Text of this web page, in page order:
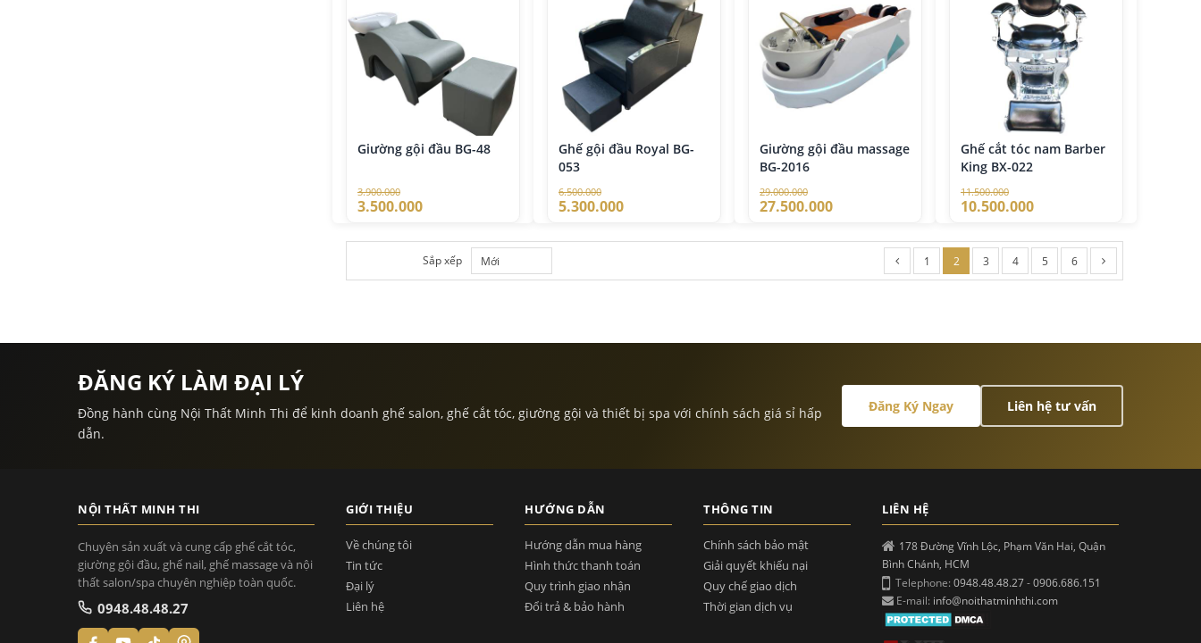
Giường gội đầu BG-48
3.900.000
3.500.000
Ghế gội đầu Royal BG-
053
6.500.000
5.300.000
Giường gội đầu massage
BG-2016
29.000.000
27.500.000
Ghế cắt tóc nam Barber
King BX-022
11.500.000
10.500.000
Sắp xếp Mới 1 2 3 4 5 6
ĐĂNG KÝ LÀM ĐẠI LÝ
Đồng hành cùng Nội Thất Minh Thi để kinh doanh ghế salon, ghế cắt tóc, giường gội và thiết bị spa với chính sách giá sỉ hấp
dẫn.
Đăng Ký Ngay Liên hệ tư vấn
NỘI THẤT MINH THI
Chuyên sản xuất và cung cấp ghế cắt tóc,
giường gội đầu, ghế nail, ghế massage và nội
thất salon/spa chuyên nghiệp toàn quốc.
0948.48.48.27
GIỚI THIỆU
Về chúng tôi
Tin tức
Đại lý
Liên hệ
HƯỚNG DẪN
Hướng dẫn mua hàng
Hình thức thanh toán
Quy trình giao nhận
Đổi trả & bảo hành
THÔNG TIN
Chính sách bảo mật
Giải quyết khiếu nại
Quy chế giao dịch
Thời gian dịch vụ
LIÊN HỆ
178 Đường Vĩnh Lộc, Phạm Văn Hai, Quận
Bình Chánh, HCM
Telephone: 0948.48.48.27-0906.686.151
E-mail: info@noithatminhthi.com